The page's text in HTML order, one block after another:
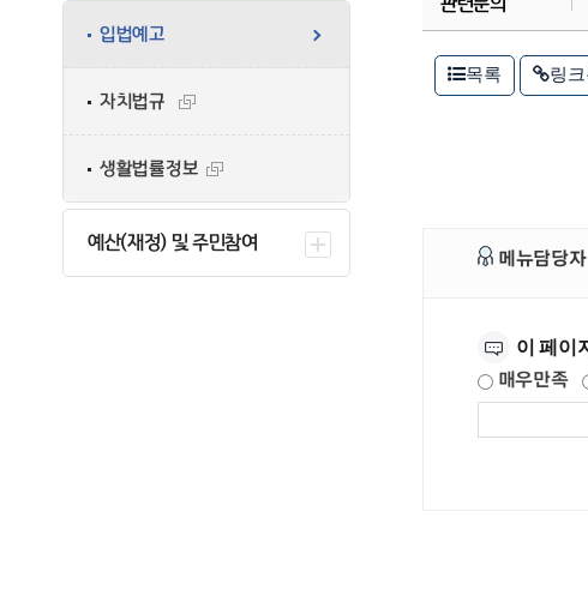
입법예고
자치법규
생활법률정보
예산(재정) 및 주민참여
관련문의
목록 링
메뉴담당자
이 페이
매우만족